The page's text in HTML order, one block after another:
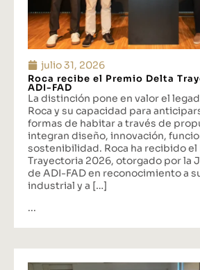
julio 31, 2026
Roca recibe el Premio Delta
ADI-FAD
La distinción pone en valor el
Roca y su capacidad para
formas de habitar a través de
integran diseño, innovación,
sostenibilidad. Roca ha recibido el
Trayectoria 2026, otorgado por la
de ADI-FAD en reconocimiento a
industrial y a […]
...